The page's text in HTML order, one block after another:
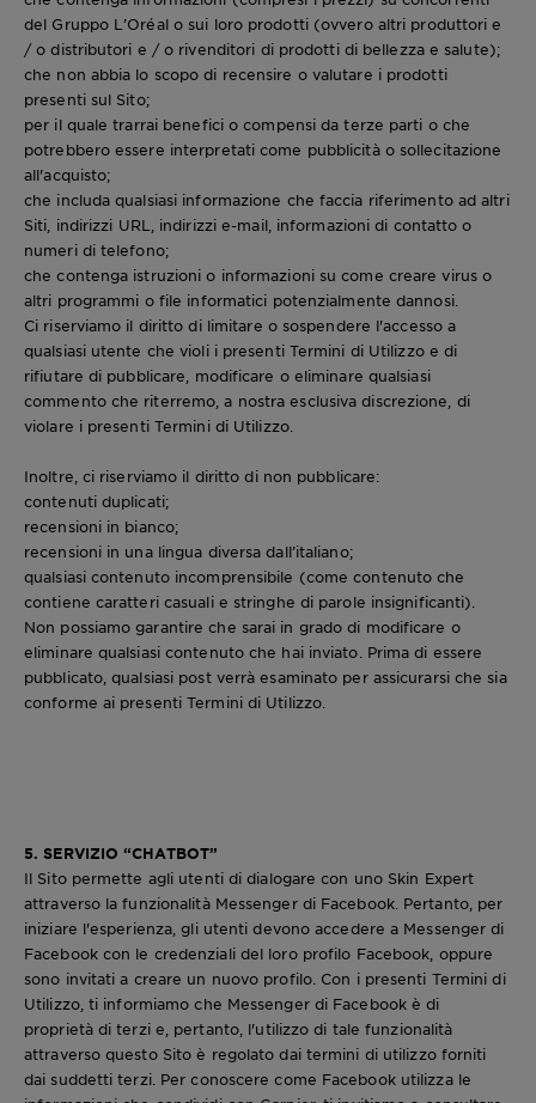
del Gruppo L’Oréal o sui loro prodotti (ovvero altri produttori e
/ o distributori e / o rivenditori di prodotti di bellezza e salute);
che non abbia lo scopo di recensire o valutare i prodotti
presenti sul Sito;
per il quale trarrai benefici o compensi da terze parti o che
potrebbero essere interpretati come pubblicità o sollecitazione
all'acquisto;
che includa qualsiasi informazione che faccia riferimento ad altri
Siti, indirizzi URL, indirizzi e-mail, informazioni di contatto o
numeri di telefono;
che contenga istruzioni o informazioni su come creare virus o
altri programmi o file informatici potenzialmente dannosi.
Ci riserviamo il diritto di limitare o sospendere l'accesso a
qualsiasi utente che violi i presenti Termini di Utilizzo e di
rifiutare di pubblicare, modificare o eliminare qualsiasi
commento che riterremo, a nostra esclusiva discrezione, di
violare i presenti Termini di Utilizzo.
Inoltre, ci riserviamo il diritto di non pubblicare:
contenuti duplicati;
recensioni in bianco;
recensioni in una lingua diversa dall’italiano;
qualsiasi contenuto incomprensibile (come contenuto che
contiene caratteri casuali e stringhe di parole insignificanti).
Non possiamo garantire che sarai in grado di modificare o
eliminare qualsiasi contenuto che hai inviato. Prima di essere
pubblicato, qualsiasi post verrà esaminato per assicurarsi che sia
conforme ai presenti Termini di Utilizzo.
5. SERVIZIO “CHATBOT”
Il Sito permette agli utenti di dialogare con uno Skin Expert
attraverso la funzionalità Messenger di Facebook. Pertanto, per
iniziare l'esperienza, gli utenti devono accedere a Messenger di
Facebook con le credenziali del loro profilo Facebook, oppure
sono invitati a creare un nuovo profilo. Con i presenti Termini di
Utilizzo, ti informiamo che Messenger di Facebook è di
proprietà di terzi e, pertanto, l'utilizzo di tale funzionalità
attraverso questo Sito è regolato dai termini di utilizzo forniti
dai suddetti terzi. Per conoscere come Facebook utilizza le